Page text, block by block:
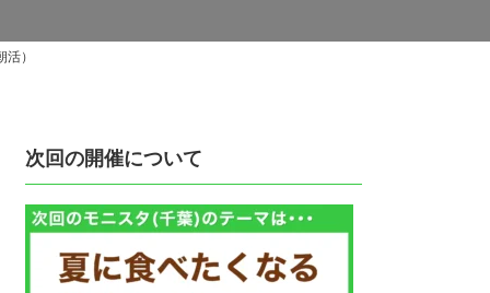
）
次回の開催について